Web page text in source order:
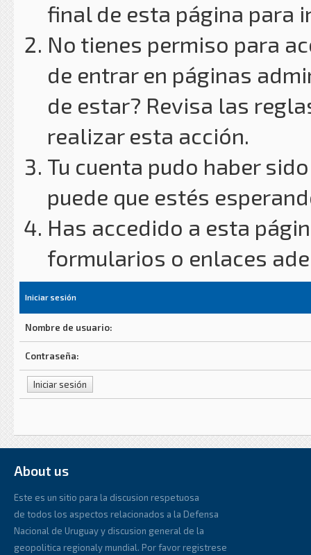
final de esta página para
No tienes permiso para
de entrar en páginas
de estar? Revisa las
realizar esta acción.
Tu cuenta pudo haber
puede que estés
Has accedido a esta
formularios o enlaces
Iniciar sesión
Nombre de usuario:
Contraseña:
About us
Este es un sitio para la discusion respetuosa
de todos los aspectos relacionados a la Defensa
Nacional de Uruguay y discusion general de la
geopolitica regionaly mundial. Por favor registrese